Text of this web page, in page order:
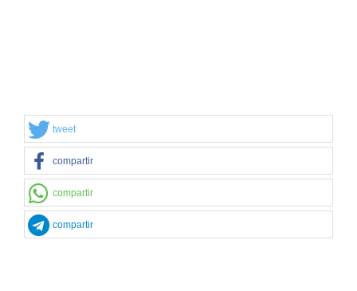
tweet
compartir
compartir
compartir